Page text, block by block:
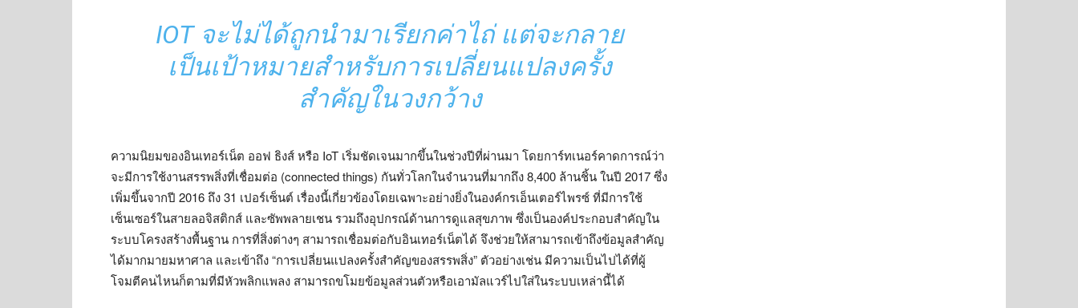
IOT จะไม่ได้ถูกนำมาเรียกค่าไถ่ แต่จะกลาย
เป็นเป้าหมายสำหรับการเปลี่ยนแปลงครั้ง
สำคัญในวงกว้าง
ความนิยมของอินเทอร์เน็ต ออฟ ธิงส์ หรือ IoT เริ่มชัดเจนมากขึ้นในช่วงปีที่ผ่านมา โดยการ์ทเนอร์คาดการณ์ว่า
จะมีการใช้งานสรรพสิ่งที่เชื่อมต่อ (connected things) กันทั่วโลกในจำนวนที่มากถึง 8,400 ล้านชิ้น ในปี 2017 ซึ่ง
เพิ่มขึ้นจากปี 2016 ถึง 31 เปอร์เซ็นต์ เรื่องนี้เกี่ยวข้องโดยเฉพาะอย่างยิ่งในองค์กรเอ็นเตอร์ไพรซ์ ที่มีการใช้
เซ็นเซอร์ในสายลอจิสติกส์ และซัพพลายเชน รวมถึงอุปกรณ์ด้านการดูแลสุขภาพ ซึ่งเป็นองค์ประกอบสำคัญใน
ระบบโครงสร้างพื้นฐาน การที่สิ่งต่างๆ สามารถเชื่อมต่อกับอินเทอร์เน็ตได้ จึงช่วยให้สามารถเข้าถึงข้อมูลสำคัญ
ได้มากมายมหาศาล และเข้าถึง “การเปลี่ยนแปลงครั้งสำคัญของสรรพสิ่ง” ตัวอย่างเช่น มีความเป็นไปได้ที่ผู้
โจมตีคนไหนก็ตามที่มีหัวพลิกแพลง สามารถขโมยข้อมูลส่วนตัวหรือเอามัลแวร์ไปใส่ในระบบเหล่านี้ได้